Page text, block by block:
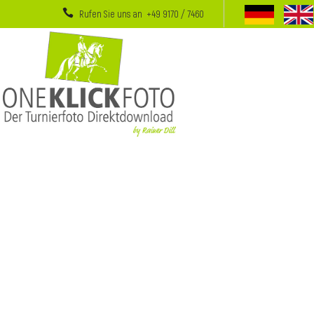
Rufen Sie uns an +49 9170 / 7460